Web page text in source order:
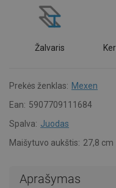
Žalvaris
Prekės ženklas: Mexen
Ean: 5907709111684
Spalva: Juodas
Maišytuvo aukštis: 27,8 cm
Aprašymas